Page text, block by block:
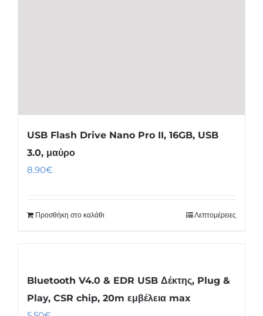
USB Flash Drive Nano Pro II, 16GB, USB
3.0, μαύρο
8.90€
Προσθήκη στο καλάθι Λεπτομέρειες
Bluetooth V4.0 & EDR USB Δέκτης, Plug &
Play, CSR chip, 20m εμβέλεια max